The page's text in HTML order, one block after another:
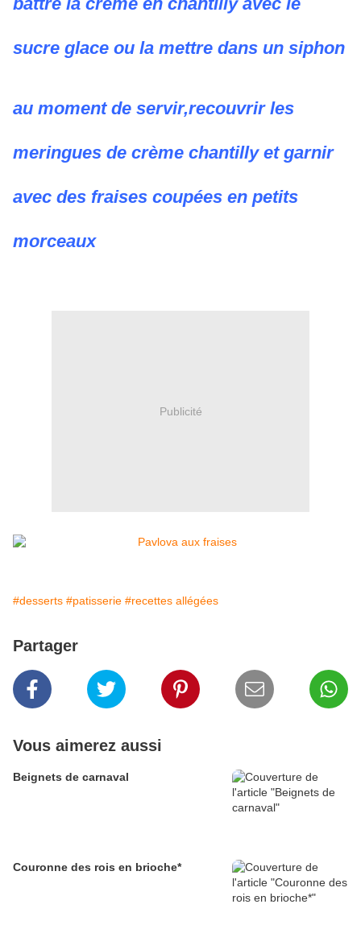
sucre glace ou la mettre dans un siphon
au moment de servir,recouvrir les
meringues de crème chantilly et garnir
avec des fraises coupées en petits
morceaux
Publicité
#desserts #patisserie #recettes allégées
Partager
Vous aimerez aussi
Beignets de carnaval
Couronne des rois en brioche*